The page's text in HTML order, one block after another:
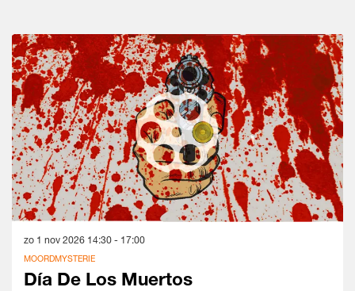
Día De Los Muertos
MOORDMYSTERIE
zo 1 nov 2026 14:30 - 17:00